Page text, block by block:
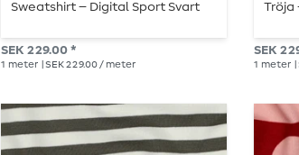
Sweatshirt – Digital Sport Svart
SEK 229.00 *
1 meter | SEK 229.00 / meter
Tröja
SEK
1 meter